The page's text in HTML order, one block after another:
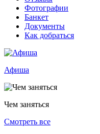
Фотографии
Банкет
Документы
Как добраться
Афиша
Чем заняться
Смотреть все